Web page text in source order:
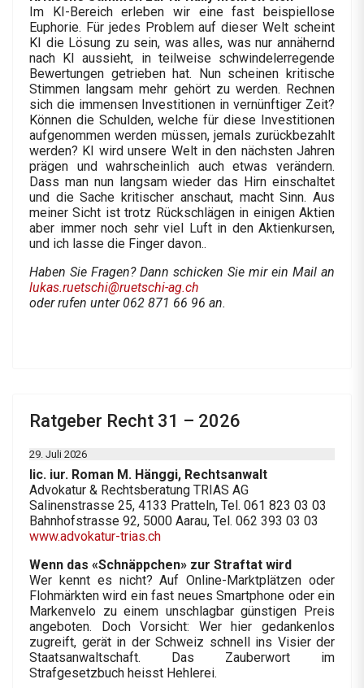
Im KI-Bereich erleben wir eine fast beispiellose
Euphorie. Für jedes Problem auf dieser Welt scheint
KI die Lösung zu sein, was alles, was nur annähernd
nach KI aussieht, in teilweise schwindelerregende
Bewertungen getrieben hat. Nun scheinen kritische
Stimmen langsam mehr gehört zu werden. Rechnen
sich die immensen Investitionen in vernünftiger Zeit?
Können die Schulden, welche für diese Investitionen
aufgenommen werden müssen, jemals zurückbezahlt
werden? KI wird unsere Welt in den nächsten Jahren
prägen und wahrscheinlich auch etwas verändern.
Dass man nun langsam wieder das Hirn einschaltet
und die Sache kritischer anschaut, macht Sinn. Aus
meiner Sicht ist trotz Rückschlägen in einigen Aktien
aber immer noch sehr viel Luft in den Aktienkursen,
und ich lasse die Finger davon..
Haben Sie Fragen? Dann schicken Sie mir ein Mail an
lukas.ruetschi@ruetschi-ag.ch
oder rufen unter 062 871 66 96 an.
Ratgeber Recht 31 – 2026
29. Juli 2026
lic. iur. Roman M. Hänggi, Rechtsanwalt
Advokatur & Rechtsberatung TRIAS AG
Salinenstrasse 25, 4133 Pratteln, Tel. 061 823 03 03
Bahnhofstrasse 92, 5000 Aarau, Tel. 062 393 03 03
www.advokatur-trias.ch
Wenn das «Schnäppchen» zur Straftat wird
Wer kennt es nicht? Auf Online-Marktplätzen oder
Flohmärkten wird ein fast neues Smartphone oder ein
Markenvelo zu einem unschlagbar günstigen Preis
angeboten. Doch Vorsicht: Wer hier gedankenlos
zugreift, gerät in der Schweiz schnell ins Visier der
Staatsanwaltschaft. Das Zauberwort im
Strafgesetzbuch heisst Hehlerei.